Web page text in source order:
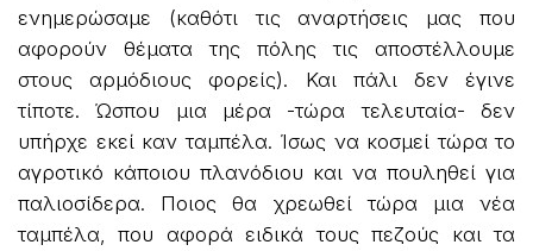
ενημερώσαμε (καθότι τις αναρτήσεις μας που
αφορούν θέματα της πόλης τις αποστέλλουμε
στους αρμόδιους φορείς). Και πάλι δεν έγινε
τίποτε. Ώσπου μια μέρα -τώρα τελευταία- δεν
υπήρχε εκεί καν ταμπέλα. Ίσως να κοσμεί τώρα το
αγροτικό κάποιου πλανόδιου και να πουληθεί για
παλιοσίδερα. Ποιος θα χρεωθεί τώρα μια νέα
ταμπέλα, που αφορά ειδικά τους πεζούς και τα